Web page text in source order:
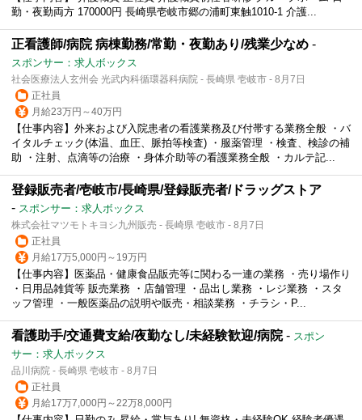
勤・夜勤両方 170000円 長崎県壱岐市郷の浦町東触1010-1 介護...
正看護師/病院 病棟勤務/常勤・夜勤あり/残業少なめ -
スポンサー：求人ボックス
社会医療法人玄州会 光武内科循環器科病院 - 長崎県 壱岐市 - 8月7日
正社員
月給23万円～40万円
【仕事内容】外来および入院患者の看護業務及び付帯する業務全般 ・バ
イタルチェック(体温、血圧、脈拍等検査) ・服薬管理 ・検査、検診の補
助 ・注射、点滴等の治療 ・身体介助等の看護業務全般 ・カルテ記...
登録販売者/壱岐市/長崎県/登録販売者/ドラッグストア
- スポンサー：求人ボックス
株式会社マツモトキヨシ九州販売 - 長崎県 壱岐市 - 8月7日
正社員
月給17万5,000円～19万円
【仕事内容】医薬品・健康食品販売等に関わる一連の業務 ・売り場作り
・日用品雑貨等 販売業務 ・店舗管理 ・品出し業務 ・レジ業務 ・スタ
ッフ管理 ・一般医薬品の説明や販売・相談業務 ・チラシ・P...
看護助手/交通費支給/夜勤なし/未経験歓迎/病院- スポン
サー：求人ボックス
品川病院 - 長崎県 壱岐市 - 8月7日
正社員
月給17万7,000円～22万8,000円